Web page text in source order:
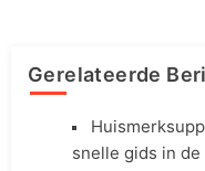
Gerelateerde
snelle gids in